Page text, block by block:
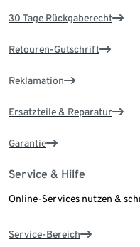
30 Tage Rückgaberecht
Retouren-Gutschrift
Reklamation
Ersatzteile & Reparatur
Garantie
Service & Hilfe
Online-Services nutzen &
Service-Bereich